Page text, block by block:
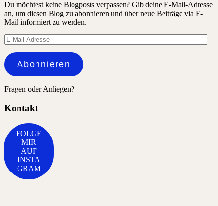
Du möchtest keine Blogposts verpassen? Gib deine E-Mail-Adresse
an, um diesen Blog zu abonnieren und über neue Beiträge via E-
Mail informiert zu werden.
E-
Mail-
Adresse
Abonnieren
Fragen oder Anliegen?
Kontakt
FOLGE
MIR
AUF
INSTA
GRAM